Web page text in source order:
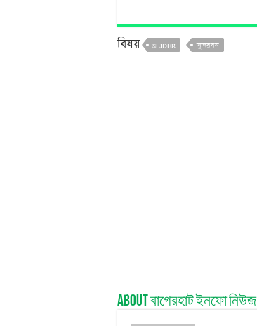
বিষয় SLIDER সুন্দরবন
About বাগেরহাট ইনফো নিউজ